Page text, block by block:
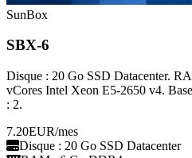
SunBox
SBX-6
Disque : 20 Go SSD Datacenter.
vCores Intel Xeon E5-2650 v4.
: 2.
7.20EUR/mes
Disque : 20 Go SSD Datacenter